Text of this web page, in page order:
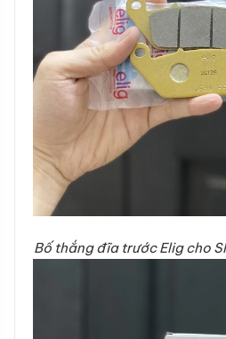
Bố thắng đĩa trước Elig cho